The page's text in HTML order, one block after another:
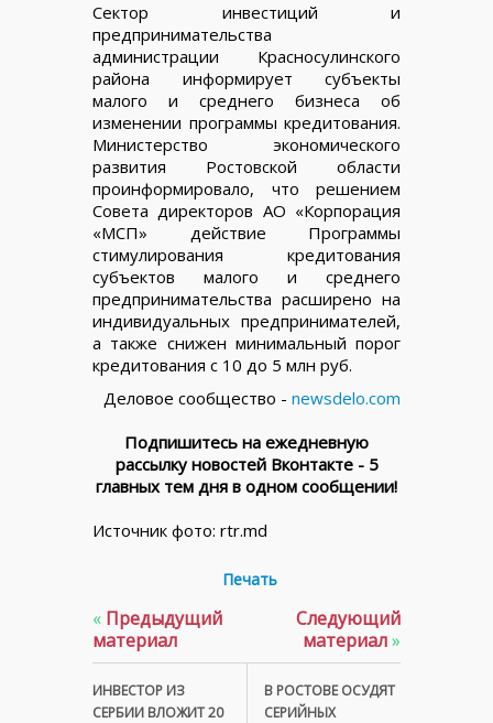
Сектор инвестиций и
предпринимательства
администрации Красносулинского
района информирует субъекты
малого и среднего бизнеса об
изменении программы кредитования.
Министерство экономического
развития Ростовской области
проинформировало, что решением
Совета директоров АО «Корпорация
«МСП» действие Программы
стимулирования кредитования
субъектов малого и среднего
предпринимательства расширено на
индивидуальных предпринимателей,
а также снижен минимальный порог
кредитования с 10 до 5 млн руб.
Деловое сообщество - newsdelo.com
Подпишитесь на ежедневную
рассылку новостей Вконтакте - 5
главных тем дня в одном сообщении!
Источник фото: rtr.md
Печать
« Предыдущий
материал
ИНВЕСТОР ИЗ
СЕРБИИ ВЛОЖИТ 20
Следующий
материал»
В РОСТОВЕ ОСУДЯТ
СЕРИЙНЫХ